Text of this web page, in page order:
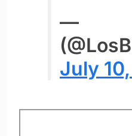
—
July